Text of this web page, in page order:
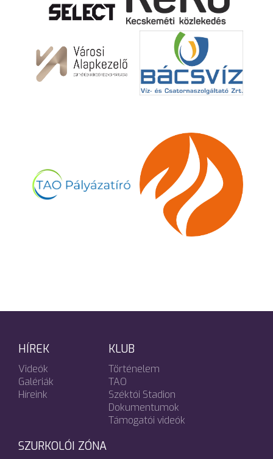
HÍREK
Videók
Galériák
Híreink
KLUB
Történelem
TAO
Széktói Stadion
Dokumentumok
Támogatói videók
SZURKOLÓI ZÓNA